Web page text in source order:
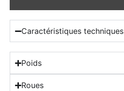
Caractéristiques techniques
Poids
Roues